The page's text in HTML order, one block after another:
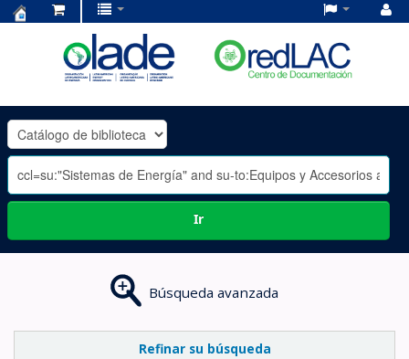
OLADE
-
Ir
Búsqueda avanzada
Refinar su búsqueda